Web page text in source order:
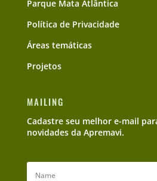
Parque Mata Atlântica
Política de Privacidade
Áreas temáticas
Projetos
MAILING
Cadastre seu melhor e-mail
novidades da Apremavi.